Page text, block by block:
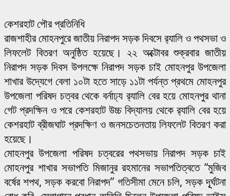
কেশরহাট পৌর প্রতিনিধি
রাজশাহীর মোহনপুরে জাতীয় নিরাপদ সড়ক দিবসে র‌্যালি ও পথসভা ও
লিফলেট বিতরণ অনুষ্ঠিত হয়েছে। ২২ অক্টোবর শুক্রবার জাতীয়
নিরাপদ সড়ক দিবস উপলক্ষে নিরাপদ সড়ক চাই মোহনপুর উপজেলা
শাখার উদ্যেগে বেলা ১০টা হতে সাড়ে ১১টা পর্যন্ত প্রথমে মোহনপুর
উপজেলা পরিষদ চত্বর থেকে বর্নাঢ্য র‌্যালি বের হয়ে মোহনপুর থানা
গেট প্রদক্ষিন ও পরে কেশরহাট উচ্চ বিদ্যালয় থেকে র‌্যালি বের হয়ে
কেশরহাট ব্রীজঘাট প্রদক্ষিণ ও জনসচেতনতায় লিফলেট বিতরণ করা
হয়েছে।
মোহনপুর উপজেলা পরিষদ চত্বরের পথসভায় নিরাপদ সড়ক চাই
মোহনপুর শাখার সভাপতি মিজানুর রহমানের সভাপতিত্বতে “মুজিব
বর্ষের শপথ, সড়ক করবো নিরাপদ” গতিসীমা মেনে চলি, সড়ক দূূর্ঘটনা